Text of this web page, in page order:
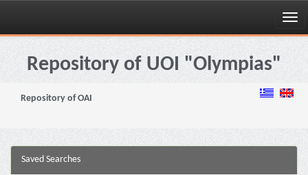
Skip
navigationRepository of UOI "Olympias"
Repository of OAI
Saved Searches